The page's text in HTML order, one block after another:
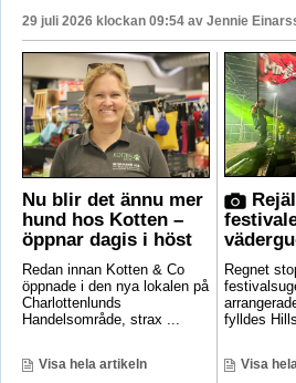
29 juli 2026 klockan 09:54 av Jennie
Nu blir det ännu mer
hund hos Kotten –
öppnar dagis i höst
Redan innan Kotten & Co
öppnade i den nya lokalen på
Charlottenlunds
Handelsområde, strax ...
Visa hela artikeln
Regnet
fylldes
Visa